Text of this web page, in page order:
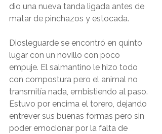
dio una nueva tanda ligada antes de
matar de pinchazos y estocada.
Diosleguarde se encontró en quinto
lugar con un novillo con poco
empuje. El salmantino le hizo todo
con compostura pero el animal no
transmitía nada, embistiendo al paso.
Estuvo por encima el torero, dejando
entrever sus buenas formas pero sin
poder emocionar por la falta de